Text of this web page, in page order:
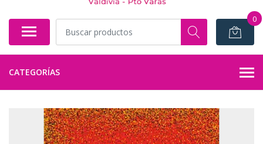
0
CATEGORÍAS